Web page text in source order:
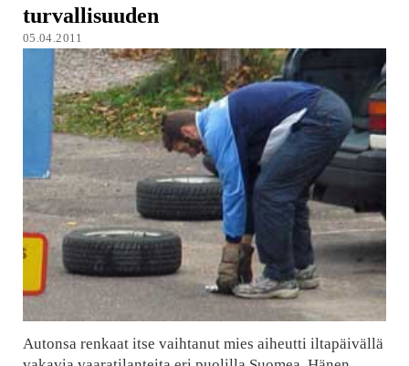
turvallisuuden
05.04.2011
Autonsa renkaat itse vaihtanut mies aiheutti iltapäivällä